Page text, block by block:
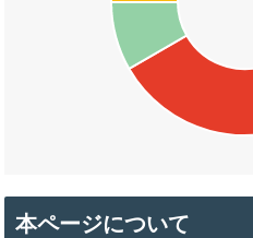
本ページについて